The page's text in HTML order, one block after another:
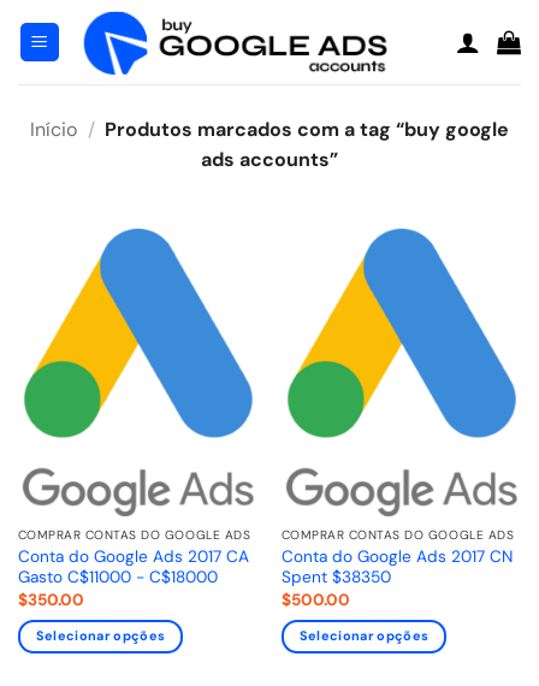
para
Início / Produtos marcados com a tag “buy google
ads accounts”
COMPRAR CONTAS DO GOOGLE ADS
Conta do Google Ads 2017 CA
Gasto C$11000 - C$18000
$350.00
Selecionar opções
COMPRAR CONTAS DO GOOGLE ADS
Conta do Google Ads 2017 CN
Spent $38350
$500.00
Selecionar opções